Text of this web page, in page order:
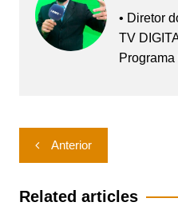
• Diretor
TV
Navegação
de
Post
Anterior
Related articles